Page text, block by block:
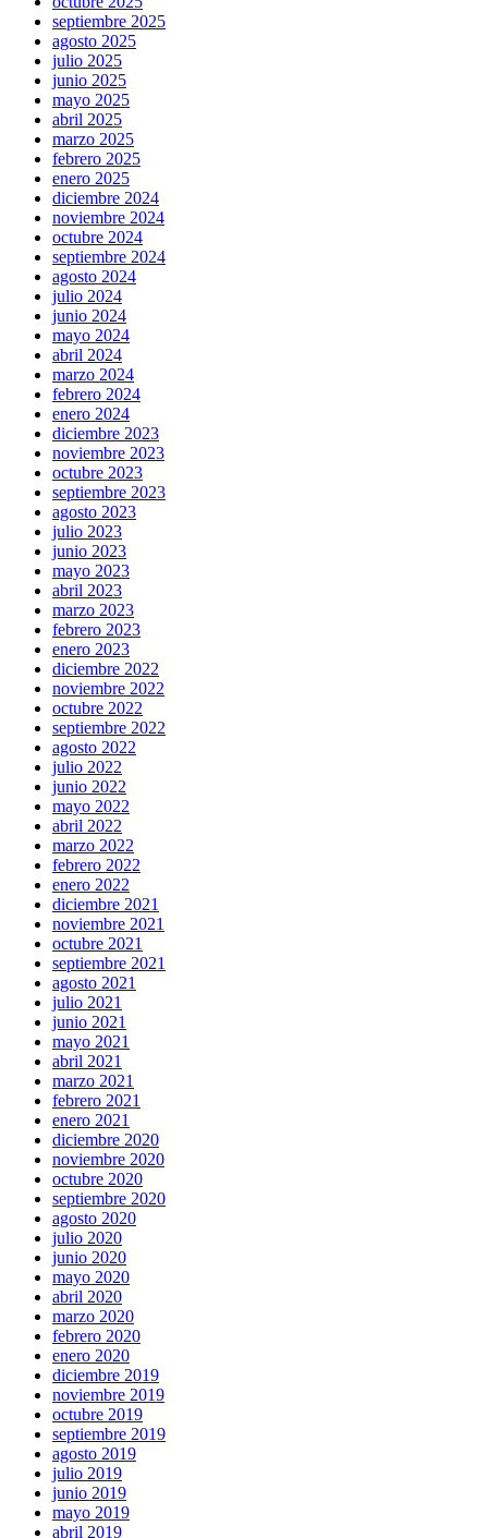
septiembre 2025
agosto 2025
julio 2025
junio 2025
mayo 2025
abril 2025
marzo 2025
febrero 2025
enero 2025
diciembre 2024
noviembre 2024
octubre 2024
septiembre 2024
agosto 2024
julio 2024
junio 2024
mayo 2024
abril 2024
marzo 2024
febrero 2024
enero 2024
diciembre 2023
noviembre 2023
octubre 2023
septiembre 2023
agosto 2023
julio 2023
junio 2023
mayo 2023
abril 2023
marzo 2023
febrero 2023
enero 2023
diciembre 2022
noviembre 2022
octubre 2022
septiembre 2022
agosto 2022
julio 2022
junio 2022
mayo 2022
abril 2022
marzo 2022
febrero 2022
enero 2022
diciembre 2021
noviembre 2021
octubre 2021
septiembre 2021
agosto 2021
julio 2021
junio 2021
mayo 2021
abril 2021
marzo 2021
febrero 2021
enero 2021
diciembre 2020
noviembre 2020
octubre 2020
septiembre 2020
agosto 2020
julio 2020
junio 2020
mayo 2020
abril 2020
marzo 2020
febrero 2020
enero 2020
diciembre 2019
noviembre 2019
octubre 2019
septiembre 2019
agosto 2019
julio 2019
junio 2019
mayo 2019
abril 2019